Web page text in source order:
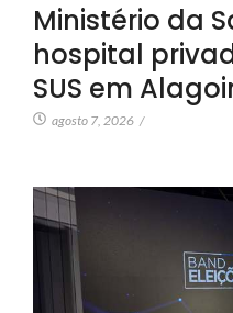
Ministério da
hospital
SUS em
agosto 7, 2026 /